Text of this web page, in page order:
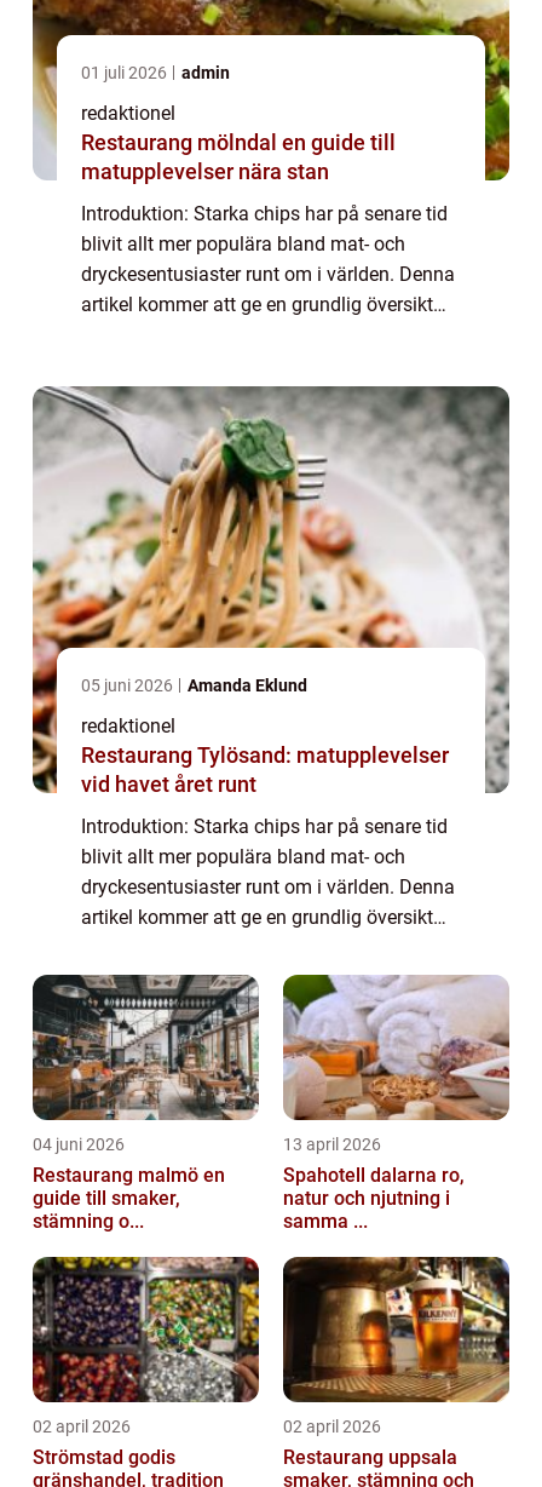
01 juli 2026 admin
redaktionel
Restaurang mölndal en guide till
matupplevelser nära stan
Introduktion: Starka chips har på senare tid
blivit allt mer populära bland mat- och
dryckesentusiaster runt om i världen. Denna
artikel kommer att ge en grundlig översikt
05 juni 2026 Amanda Eklund
redaktionel
Restaurang Tylösand: matupplevelser
vid havet året runt
Introduktion: Starka chips har på senare tid
blivit allt mer populära bland mat- och
dryckesentusiaster runt om i världen. Denna
artikel kommer att ge en grundlig översikt
som finns tillgängliga, deras po...
04 juni 2026
Restaurang malmö en
guide till smaker,
stämning o...
13 april 2026
Spahotell dalarna ro,
natur och njutning i
samma ...
02 april 2026
Strömstad godis
gränshandel, tradition
02 april 2026
Restaurang uppsala
smaker, stämning och